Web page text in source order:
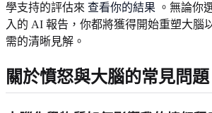
學支持的評估來 查看你的結果 。無論你
入的 AI 報告，你都將獲得開始重塑大腦
需的清晰見解。
關於憤怒與大腦的常見問題